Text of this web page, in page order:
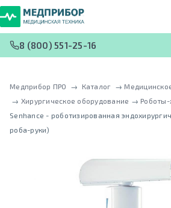
8 (800) 551-25-16
Медприбор ПРО → Каталог →
→ Хирургическое оборудование → Роботы-
Senhance - роботизированная
роба-руки)